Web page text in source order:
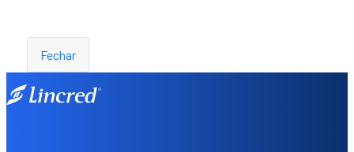
Fechar